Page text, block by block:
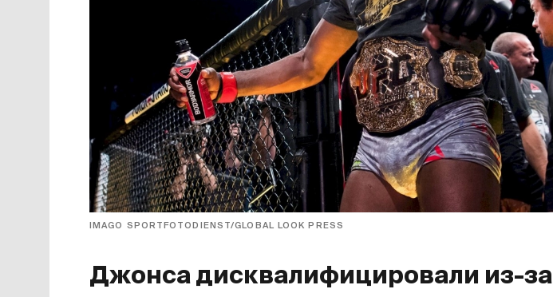
IMAGO SPORTFOTODIENST/GLOBAL LOOK PRESS
Джонса дисквалифицировали из-за